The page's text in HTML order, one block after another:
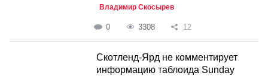
Владимир Скосырев
0 3308 12
Скотленд-Ярд не комментирует
информацию таблоида Sunday